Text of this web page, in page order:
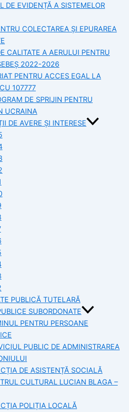
DE EVIDENȚĂ A SISTEMELOR
COLECTAREA ȘI EPURAREA
CALITATE A AERULUI PENTRU
2022-2026
PENTRU ACCES EGAL LA
107777
DE SPRIJIN PENTRU
UCRAINA
DE AVERE ȘI INTERESE
PUBLICĂ TUTELARĂ
SUBORDONATE
PENTRU PERSOANE
PUBLIC DE ADMINISTRAREA
DE ASISTENȚĂ SOCIALĂ
CULTURAL LUCIAN BLAGA –
POLIȚIA LOCALĂ